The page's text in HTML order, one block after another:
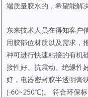
端质量胶水的，希望能解
东来技术人员在得知客户
用胶部位材质以及需求，
种可进行快速粘接的有机
接性好、抗震动、绝缘性
好，电器密封胶半透明膏
(-60~250℃)。 符合环保标